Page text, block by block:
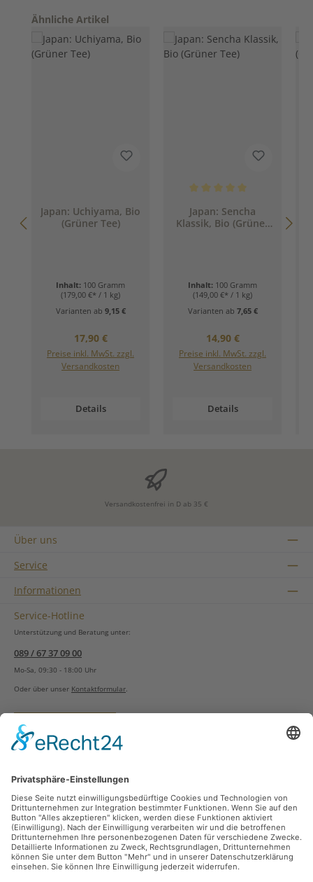
Produktgalerie überspringen
Ähnliche Artikel
Japan: Uchiyama, Bio
(Grüner Tee)
Inhalt: 100 Gramm
(179,00 €* / 1 kg)
Varianten ab 9,15 €
Regulärer Preis:
17,90 €
Preise inkl. MwSt. zzgl.
Versandkosten
Details
Japan: Sencha
Klassik, Bio (Grüner
Inhalt: 100 Gramm
(149,00 €* / 1 kg)
Varianten ab 7,65 €
Regulärer Preis:
14,90 €
Preise inkl. MwSt. zzgl.
Versandkosten
Details
Versandkostenfrei in D ab 35 €
Über uns
Service
Informationen
Service-Hotline
Unterstützung und Beratung unter:
089 / 67 37 09 00
Mo-Sa, 09:30 - 18:00 Uhr
Oder über unser Kontaktformular.
Vertrag widerrufen
Zahlungsarten
Sicher Einkaufen
Ladengeschäft
Newsletter